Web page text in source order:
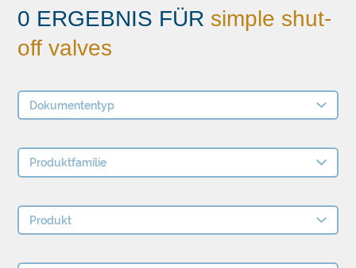
0 ERGEBNIS FÜR simple shut-
off valves
Dokumententyp
Produktfamilie
Produkt